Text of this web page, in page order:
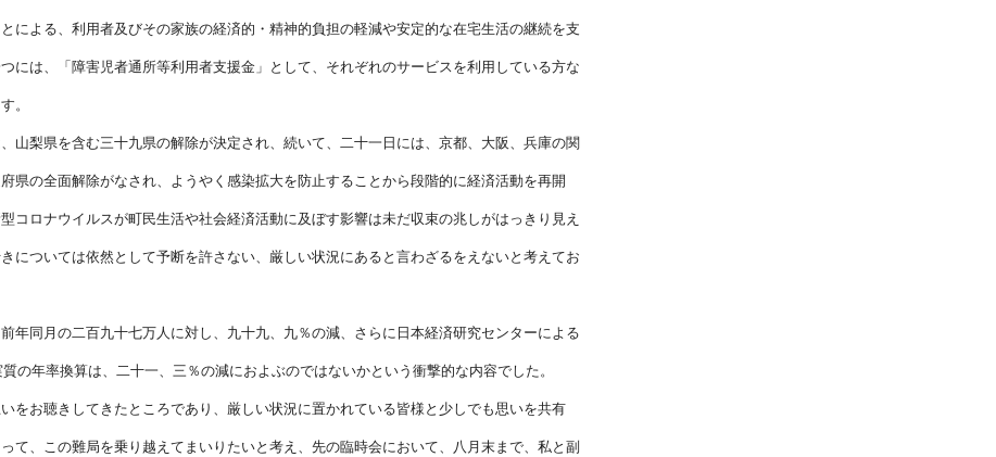
による、利用者及びその家族の経済的・精神的負担の軽減や安定的な在宅生活の継続を支
には、「障害児者通所等利用者支援金」として、それぞれのサービスを利用している方な
。
山梨県を含む三十九県の解除が決定され、続いて、二十一日には、京都、大阪、兵庫の関
県の全面解除がなされ、ようやく感染拡大を防止することから段階的に経済活動を再開
コロナウイルスが町民生活や社会経済活動に及ぼす影響は未だ収束の兆しがはっきり見え
については依然として予断を許さない、厳しい状況にあると言わざるをえないと考えてお
年同月の二百九十七万人に対し、九十九、九％の減、さらに日本経済研究センターによる
の年率換算は、二十一、三％の減におよぶのではないかという衝撃的な内容でした。
をお聴きしてきたところであり、厳しい状況に置かれている皆様と少しでも思いを共有
て、この難局を乗り越えてまいりたいと考え、先の臨時会において、八月末まで、私と副